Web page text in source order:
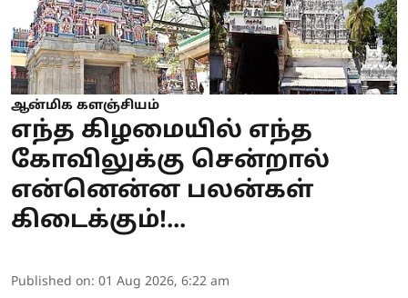
ஆன்மிக களஞ்சியம்
எந்த கிழமையில் எந்த
கோவிலுக்கு சென்றால்
என்னென்ன பலன்கள்
கிடைக்கும்!...
Published on: 01 Aug 2026, 6:22 am